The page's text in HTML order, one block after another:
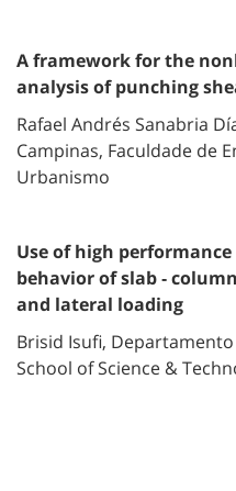
A framework for the
analysis of punching
Rafael Andrés Sanabria
Campinas, Faculdade de
Urbanismo
Use of high
behavior of slab ‐
and lateral loading
Brisid Isufi,
School of Science &